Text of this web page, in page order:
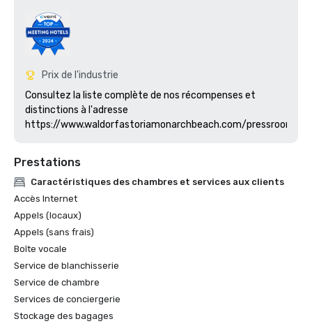
Prix de l'industrie
Consultez la liste complète de nos récompenses et
distinctions à l'adresse
https://www.waldorfastoriamonarchbeach.com/pressroom
Prestations
Caractéristiques des chambres et services aux clients
Accès Internet
Appels (locaux)
Appels (sans frais)
Boîte vocale
Service de blanchisserie
Service de chambre
Services de conciergerie
Stockage des bagages